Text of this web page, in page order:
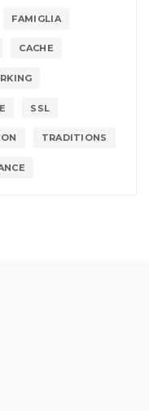
FAMIGLIA
CACHE
SSL
TRADITIONS